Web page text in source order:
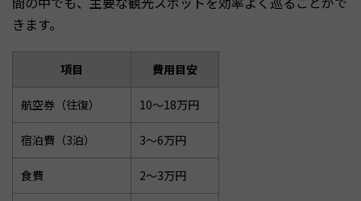
きます。
項目 費用目安
航空券（往復） 10〜18万円
宿泊費（3泊） 3〜6万円
食費 2〜3万円